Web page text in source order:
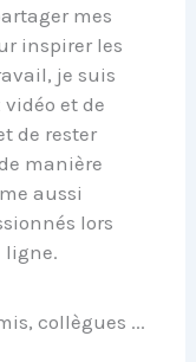
mes
inspirer les
je suis
et de
de rester
manière
aussi
lors
ligne.
collègues ...